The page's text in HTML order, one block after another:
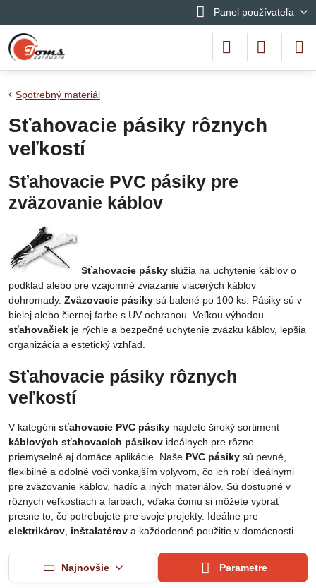
Panel používateľa
Spotrebný materiál
Sťahovacie pásiky rôznych
veľkostí
Sťahovacie PVC pásiky pre
zväzovanie káblov
Sťahovacie pásky slúžia na uchytenie káblov o
podklad alebo pre vzájomné zviazanie viacerých káblov
dohromady. Zväzovacie pásiky sú balené po 100 ks. Pásiky sú v
bielej alebo čiernej farbe s UV ochranou. Veľkou výhodou
sťahovačiek je rýchle a bezpečné uchytenie zväzku káblov, lepšia
organizácia a estetický vzhľad.
Sťahovacie pásiky rôznych
veľkostí
V kategórii sťahovacie PVC pásiky nájdete široký sortiment
káblových sťahovacích pásikov ideálnych pre rôzne
priemyselné aj domáce aplikácie. Naše PVC pásiky sú pevné,
flexibilné a odolné voči vonkajším vplyvom, čo ich robí ideálnymi
pre zväzovanie káblov, hadíc a iných materiálov. Sú dostupné v
rôznych veľkostiach a farbách, vďaka čomu si môžete vybrať
presne to, čo potrebujete pre svoje projekty. Ideálne pre
elektrikárov inštalatérov a každodenné použitie v domácnosti.
Najnovšie Parametre